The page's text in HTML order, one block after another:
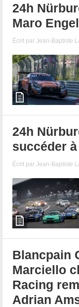
24h
Maro
Écrit parJean-Baptiste
24h
succéder
Écrit parJean-Baptiste
Blancpain
Marciello
Racing
Adrian